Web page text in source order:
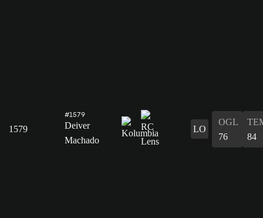
1579
#1579
Deiver
Machado
LO
OGL
76
84